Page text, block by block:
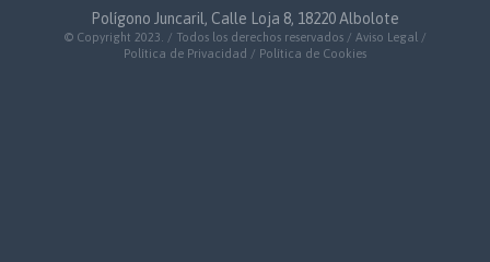
Polígono Juncaril, Calle Loja 8, 18220 Albolote
© Copyright 2023. / Todos los derechos reservados / Aviso Legal
/
Política de Privacidad / Política de Cookies